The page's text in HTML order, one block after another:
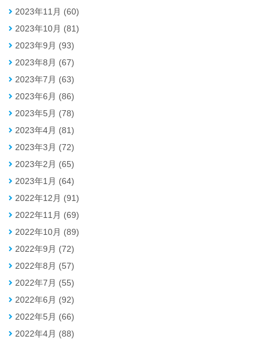
2023年11月 (60)
2023年10月 (81)
2023年9月 (93)
2023年8月 (67)
2023年7月 (63)
2023年6月 (86)
2023年5月 (78)
2023年4月 (81)
2023年3月 (72)
2023年2月 (65)
2023年1月 (64)
2022年12月 (91)
2022年11月 (69)
2022年10月 (89)
2022年9月 (72)
2022年8月 (57)
2022年7月 (55)
2022年6月 (92)
2022年5月 (66)
2022年4月 (88)